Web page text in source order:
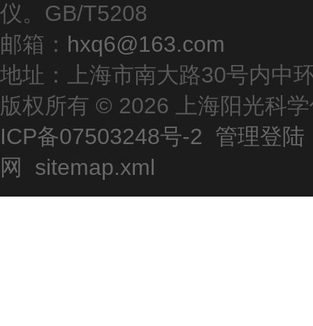
仪。GB/T5208
邮箱： hxq6@163.com
地址：上海市南大路30号内中
版权所有 © 2026 上海阳光科
ICP备07503248号-2 管理登陆
网
sitemap.xml